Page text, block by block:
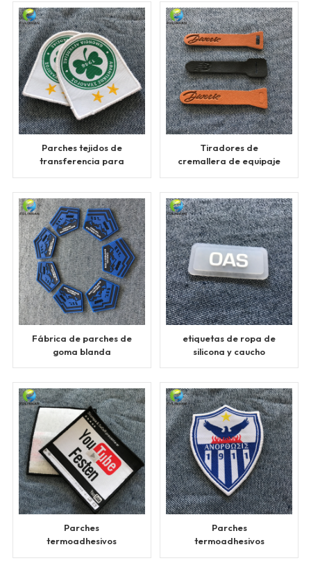
Parches tejidos de
transferencia para
Tiradores de
cremallera de equipaje
Fábrica de parches de
goma blanda
etiquetas de ropa de
silicona y caucho
Parches
termoadhesivos
Parches
termoadhesivos